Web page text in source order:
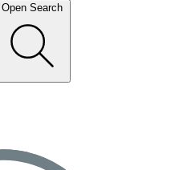
Open Search